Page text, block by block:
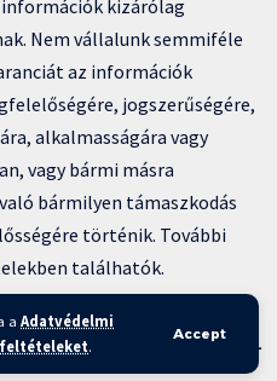
a Adatvédelmi
feltételeket.
Accept
kizárólag
Nem vállalunk semmiféle
az információk
jogszerűségére,
alkalmasságára vagy
vagy bármi másra
bármilyen támaszkodás
történik. További
találhatók.
2025 BFKH.hu
irányelvek – Kapcsolat –